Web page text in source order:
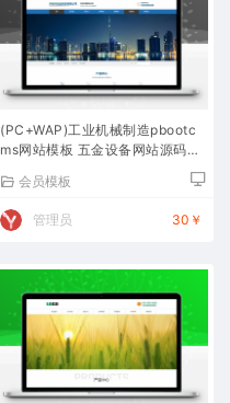
(PC+WAP)工业机械制造pbootc
ms网站模板 五金设备网站源码下
会员模板
管理员 30￥